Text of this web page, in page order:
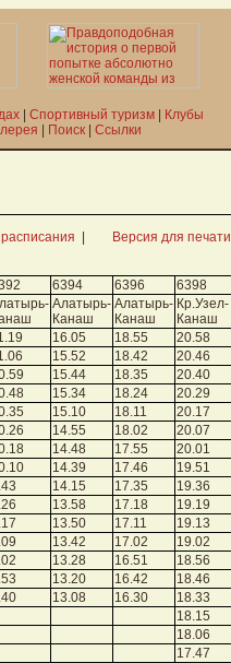
| Спортивный туризм|
Клубы
Поиск| Ссылки
Версия для печати
6394 6396
6398
Алатырь-
Канаш
Алатырь-
Канаш
Кр.Узел-
Канаш
16.05 18.55
20.58
15.52 18.42
20.46
15.44 18.35
20.40
15.34 18.24
20.29
15.10 18.11
20.17
14.55 18.02
20.07
14.48 17.55
20.01
14.39 17.46
19.51
14.15 17.35
19.36
13.58 17.18
19.19
13.50 17.11
19.13
13.42 17.02
19.02
13.28 16.51
18.56
13.20 16.42
18.46
13.08 16.30
18.33
18.15
18.06
17.47